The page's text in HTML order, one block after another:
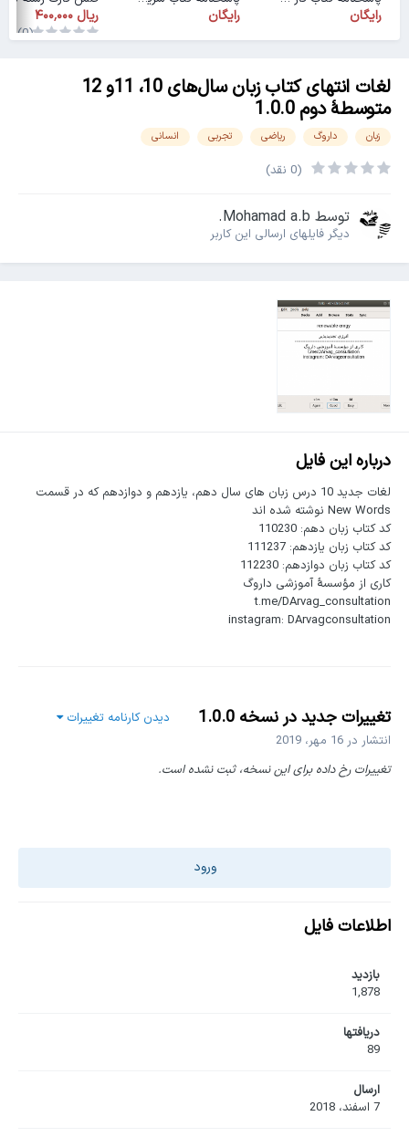
رایگان رایگان
(0)
لغات انتهای کتاب زبان سال‌های 10، 11و 12
متوسطۀ دوم 1.0.0
زبان داروگ ریاضی تجربی انسانی
(0 نقد)
توسط Mohamad a.b.
دیگر فایل‎های ارسالی این کاربر
درباره این فایل
لغات جدید 10 درس زبان های سال دهم، یازدهم و دوازدهم که در قسمت
New Words نوشته شده اند
کد کتاب زبان دهم: 110230
کد کتاب زبان یازدهم: 111237
کد کتاب زبان دوازدهم: 112230
کاری از مؤسسۀ آموزشی داروگ
t.me/DArvag_consultation
instagram: DArvagconsultation
تغییرات جدید در نسخه 1.0.0
دیدن کارنامه تغییرات
انتشار در 16 مهر، 2019
تغییرات رخ داده برای این نسخه، ثبت نشده است.
ورود
اطلاعات فایل
بازدید
1,878
دریافت‎ها
89
ارسال
7 اسفند، 2018